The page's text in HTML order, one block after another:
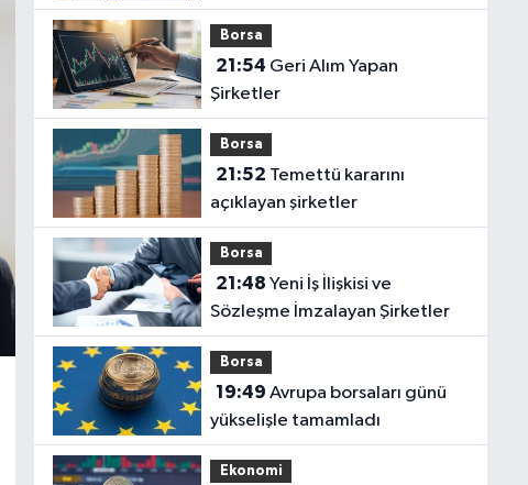
yatırım
Borsa
21:54
Şirketler
Borsa
21:52
açıklayan şirketler
Borsa
21:48
Sözleşme İmzalayan Şirketler
Borsa
19:49
yükselişle tamamladı
Ekonomi